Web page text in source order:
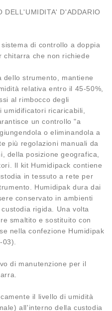
DELL'UMIDITA' D'ADDARIO
di controllo a doppia
chitarra che non richiede
dello strumento, mantiene
relativa entro il 45-50%,
al rimbocco degli
umidificatori ricaricabili,
un controllo "a
o eliminandola a
più regolazioni manuali da
della posizione geografica,
Il kit Humidipack contiene
in tessuto a rete per
Humidipak dura dai
conservato in ambienti
rigida. Una volta
smaltito e sostituito con
nella confezione Humidipak
di manutenzione per il
il livello di umidità
all'interno della custodia